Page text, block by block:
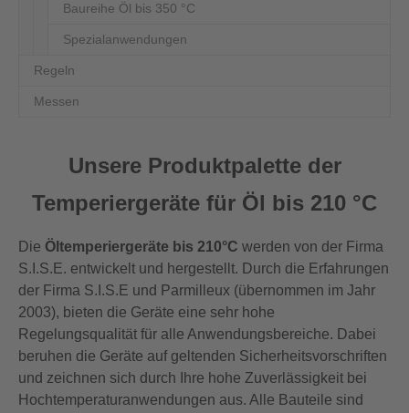
Unsere Produktpalette der
Temperiergeräte für Öl bis 210 °C
Die Öltemperiergeräte bis 210°C werden von der Firma
S.I.S.E. entwickelt und hergestellt. Durch die Erfahrungen
der Firma S.I.S.E und Parmilleux (übernommen im Jahr
2003), bieten die Geräte eine sehr hohe
Regelungsqualität für alle Anwendungsbereiche. Dabei
beruhen die Geräte auf geltenden Sicherheitsvorschriften
und zeichnen sich durch Ihre hohe Zuverlässigkeit bei
Hochtemperaturanwendungen aus. Alle Bauteile sind
Baureihe Öl bis 350 °C
Spezialanwendungen
Regeln
Messen